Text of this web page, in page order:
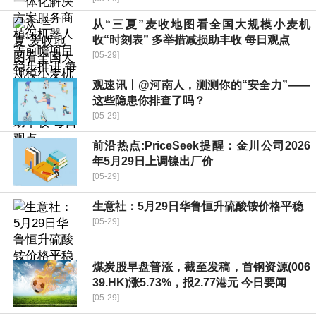
从“三夏”麦收地图看全国大规模小麦机
收“时刻表” 多举措减损助丰收 每日观点
[05-29]
观速讯丨@河南人，测测你的“安全力”——
这些隐患你排查了吗？
[05-29]
前沿热点:PriceSeek提醒：金川公司2026
年5月29日上调镍出厂价
[05-29]
生意社：5月29日华鲁恒升硫酸铵价格平稳
[05-29]
煤炭股早盘普涨，截至发稿，首钢资源(006
39.HK)涨5.73%，报2.77港元 今日要闻
[05-29]